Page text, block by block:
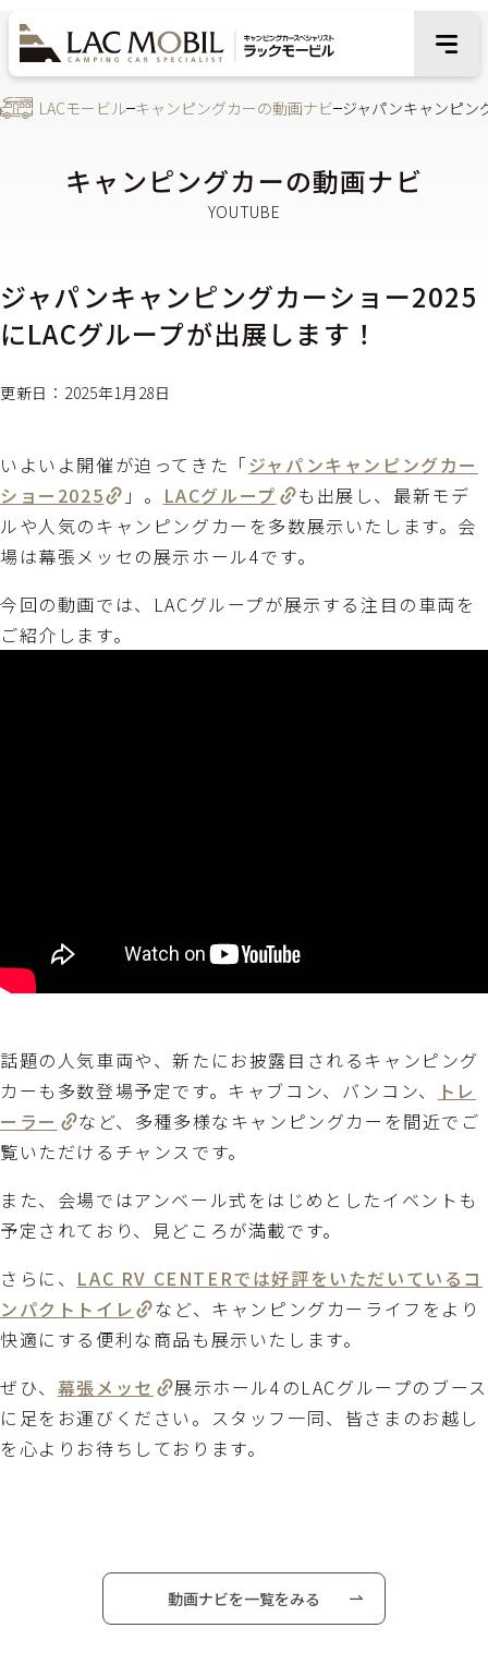
LACモービル キャンピングカーの動画ナビ ジャパンキャンピン
キャンピングカーの動画ナビ
ジャパンキャンピングカーショー2025
にLACグループが出展します！
更新日：2025年1月28日
いよいよ開催が迫ってきた「ジャパンキャンピングカー
ショー2025
」。 LACグループ
も出展し、最新モデ
ルや人気のキャンピングカーを多数展示いたします。会
場は幕張メッセの展示ホール4です。
今回の動画では、LACグループが展示する注目の車両を
ご紹介します。
話題の人気車両や、新たにお披露目されるキャンピング
カーも多数登場予定です。キャブコン、バンコン、
トレ
ーラー
など、多種多様なキャンピングカーを間近でご
覧いただけるチャンスです。
また、会場ではアンベール式をはじめとしたイベントも
予定されており、見どころが満載です。
さらに、 LAC RV CENTERでは好評をいただいているコ
ンパクトトイレ
など、キャンピングカーライフをより
快適にする便利な商品も展示いたします。
ぜひ、 幕張メッセ
展示ホール4のLACグループのブース
に足をお運びください。スタッフ一同、皆さまのお越し
を心よりお待ちしております。
動画ナビを一覧をみる